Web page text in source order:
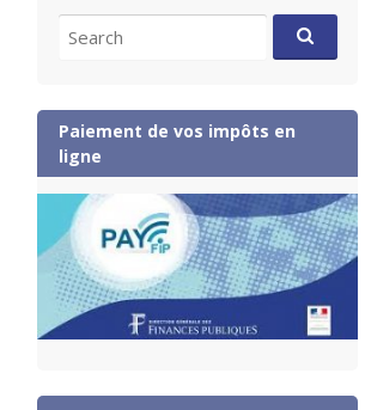
for:
Paiement de vos impôts en
ligne